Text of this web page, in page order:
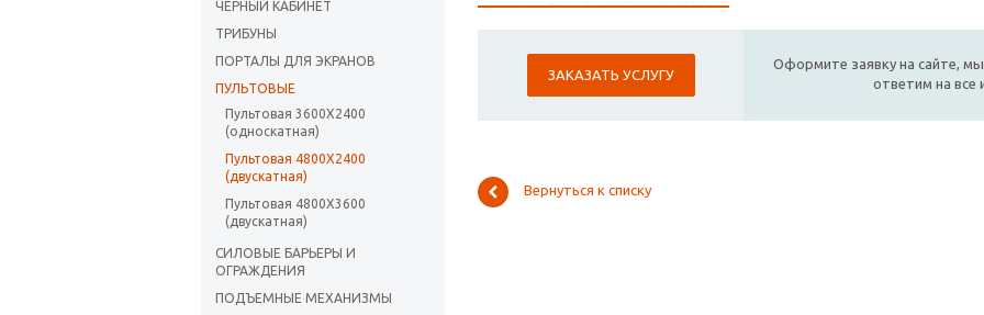
ЧЕРНЫЙ КАБИНЕТ
ТРИБУНЫ
ПОРТАЛЫ ДЛЯ ЭКРАНОВ
ПУЛЬТОВЫЕ
Пультовая 3600Х2400
(односкатная)
Пультовая 4800Х2400
(двускатная)
Пультовая 4800Х3600
(двускатная)
CИЛОВЫЕ БАРЬЕРЫ И
ОГРАЖДЕНИЯ
ПОДЪЕМНЫЕ МЕХАНИЗМЫ
ЗАКАЗАТЬ УСЛУГУ
Оформите заявку на сайте,
ответим на все
Вернуться к списку